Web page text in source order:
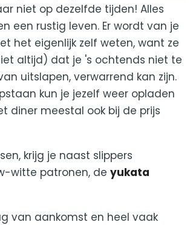
niet op dezelfde tijden! Alles
een rustig leven. Er wordt van je
het eigenlijk zelf weten, want ze
altijd) dat je 's ochtends niet te
uitslapen, verwarrend kan zijn.
kun je jezelf weer opladen
diner meestal ook bij de prijs
krijg je naast slippers
witte patronen, de yukata
van aankomst en heel vaak